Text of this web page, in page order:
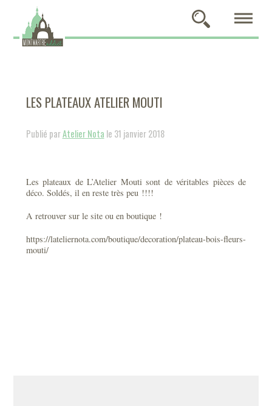
LES PLATEAUX ATELIER MOUTI
Publié parAtelier Nota le 31 janvier 2018
Les plateaux de L’Atelier Mouti sont de véritables pièces de
déco. Soldés, il en reste très peu !!!!
A retrouver sur le site ou en boutique !
https://lateliernota.com/boutique/decoration/plateau-bois-fleurs-
mouti/